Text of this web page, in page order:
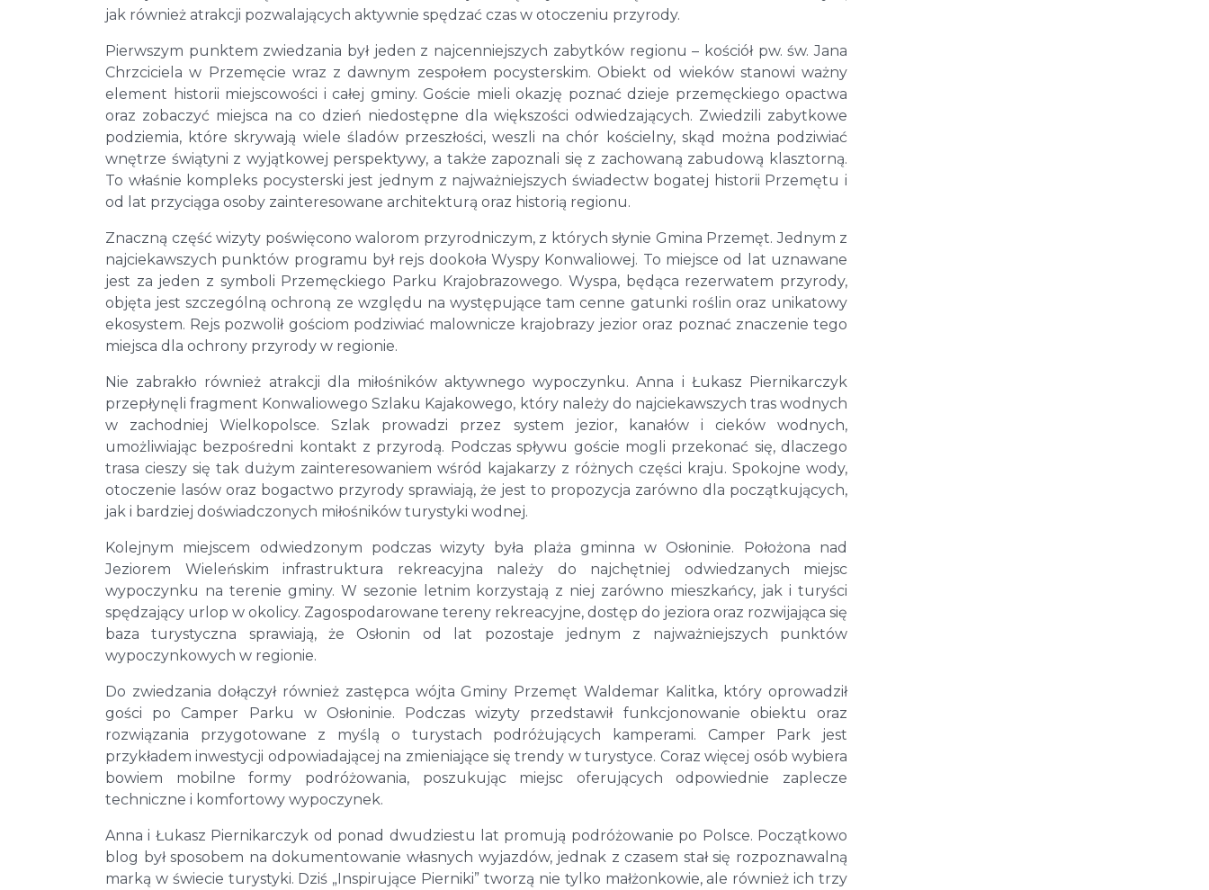
jak również atrakcji pozwalających aktywnie spędzać czas w otoczeniu przyrody.
Pierwszym punktem zwiedzania był jeden z najcenniejszych zabytków regionu – kościół pw. św. Jana
Chrzciciela w Przemęcie wraz z dawnym zespołem pocysterskim. Obiekt od wieków stanowi ważny
element historii miejscowości i całej gminy. Goście mieli okazję poznać dzieje przemęckiego opactwa
oraz zobaczyć miejsca na co dzień niedostępne dla większości odwiedzających. Zwiedzili zabytkowe
podziemia, które skrywają wiele śladów przeszłości, weszli na chór kościelny, skąd można podziwiać
wnętrze świątyni z wyjątkowej perspektywy, a także zapoznali się z zachowaną zabudową klasztorną.
To właśnie kompleks pocysterski jest jednym z najważniejszych świadectw bogatej historii Przemętu i
od lat przyciąga osoby zainteresowane architekturą oraz historią regionu.
Znaczną część wizyty poświęcono walorom przyrodniczym, z których słynie Gmina Przemęt. Jednym z
najciekawszych punktów programu był rejs dookoła Wyspy Konwaliowej. To miejsce od lat uznawane
jest za jeden z symboli Przemęckiego Parku Krajobrazowego. Wyspa, będąca rezerwatem przyrody,
objęta jest szczególną ochroną ze względu na występujące tam cenne gatunki roślin oraz unikatowy
ekosystem. Rejs pozwolił gościom podziwiać malownicze krajobrazy jezior oraz poznać znaczenie tego
miejsca dla ochrony przyrody w regionie.
Nie zabrakło również atrakcji dla miłośników aktywnego wypoczynku. Anna i Łukasz Piernikarczyk
przepłynęli fragment Konwaliowego Szlaku Kajakowego, który należy do najciekawszych tras wodnych
w zachodniej Wielkopolsce. Szlak prowadzi przez system jezior, kanałów i cieków wodnych,
umożliwiając bezpośredni kontakt z przyrodą. Podczas spływu goście mogli przekonać się, dlaczego
trasa cieszy się tak dużym zainteresowaniem wśród kajakarzy z różnych części kraju. Spokojne wody,
otoczenie lasów oraz bogactwo przyrody sprawiają, że jest to propozycja zarówno dla początkujących,
jak i bardziej doświadczonych miłośników turystyki wodnej.
Kolejnym miejscem odwiedzonym podczas wizyty była plaża gminna w Osłoninie. Położona nad
Jeziorem Wieleńskim infrastruktura rekreacyjna należy do najchętniej odwiedzanych miejsc
wypoczynku na terenie gminy. W sezonie letnim korzystają z niej zarówno mieszkańcy, jak i turyści
spędzający urlop w okolicy. Zagospodarowane tereny rekreacyjne, dostęp do jeziora oraz rozwijająca się
baza turystyczna sprawiają, że Osłonin od lat pozostaje jednym z najważniejszych punktów
wypoczynkowych w regionie.
Do zwiedzania dołączył również zastępca wójta Gminy Przemęt Waldemar Kalitka, który oprowadził
gości po Camper Parku w Osłoninie. Podczas wizyty przedstawił funkcjonowanie obiektu oraz
rozwiązania przygotowane z myślą o turystach podróżujących kamperami. Camper Park jest
przykładem inwestycji odpowiadającej na zmieniające się trendy w turystyce. Coraz więcej osób wybiera
bowiem mobilne formy podróżowania, poszukując miejsc oferujących odpowiednie zaplecze
techniczne i komfortowy wypoczynek.
Anna i Łukasz Piernikarczyk od ponad dwudziestu lat promują podróżowanie po Polsce. Początkowo
blog był sposobem na dokumentowanie własnych wyjazdów, jednak z czasem stał się rozpoznawalną
marką w świecie turystyki. Dziś „Inspirujące Pierniki” tworzą nie tylko małżonkowie, ale również ich trzy